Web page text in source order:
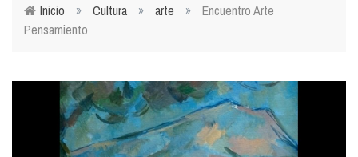
Usted está aquí
Inicio » Cultura » arte »
Encuentro Arte
Pensamiento